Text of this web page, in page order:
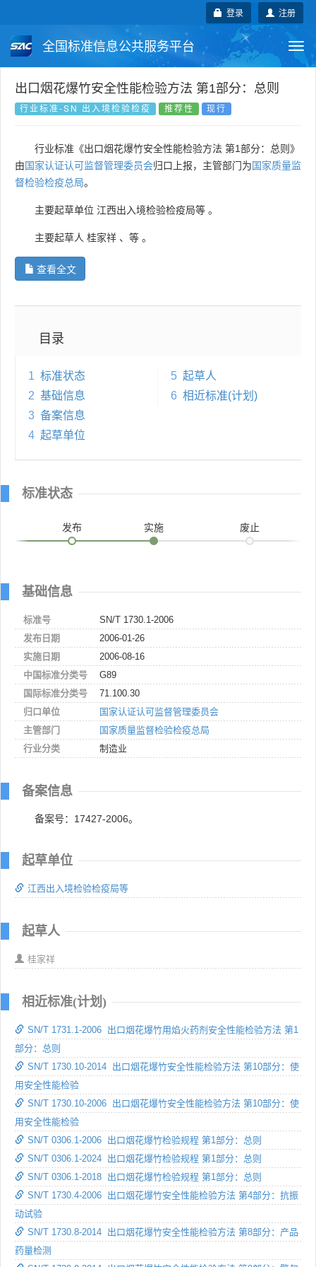
注册
登录
全国标准信息公共服务平台
国家标准 行业标准 地方标准
国外标准 技术委员会
出口烟花爆竹安全性能检验方法 第1部分：总则
行业标准-SN 出入境检验检疫 推荐性 现行
行业标准《出口烟花爆竹安全性能检验方法 第1部分：总则》
由国家认证认可监督管理委员会归口上报，主管部门为国家质量监
督检验检疫总局。
主要起草单位 江西出入境检验检疫局等 。
主要起草人 桂家祥 、 等 。
查看全文
目录
1 标准状态
2 基础信息
3 备案信息
4 起草单位
5 起草人
6 相近标准(计划)
标准状态
发布 实施 废止
基础信息
标准号
SN/T 1730.1-2006
发布日期
2006-01-26
实施日期
2006-08-16
中国标准分类号
G89
国际标准分类号
71.100.30
归口单位
国家认证认可监督管理委员会
主管部门
国家质量监督检验检疫总局
行业分类
制造业
备案信息
备案号：17427-2006。
起草单位
江西出入境检验检疫局等
起草人
桂家祥
相近标准(计划)
SN/T 1731.1-2006 出口烟花爆竹用焰火药剂安全性能检验方法 第1
部分：总则
SN/T 1730.10-2014 出口烟花爆竹安全性能检验方法 第10部分：使
用安全性能检验
SN/T 1730.10-2006 出口烟花爆竹安全性能检验方法 第10部分：使
用安全性能检验
SN/T 0306.1-2006 出口烟花爆竹检验规程 第1部分：总则
SN/T 0306.1-2024 出口烟花爆竹检验规程 第1部分：总则
SN/T 0306.1-2018 出口烟花爆竹检验规程 第1部分：总则
SN/T 1730.4-2006 出口烟花爆竹安全性能检验方法 第4部分：抗振
动试验
SN/T 1730.8-2014 出口烟花爆竹安全性能检验方法 第8部分：产品
药量检测